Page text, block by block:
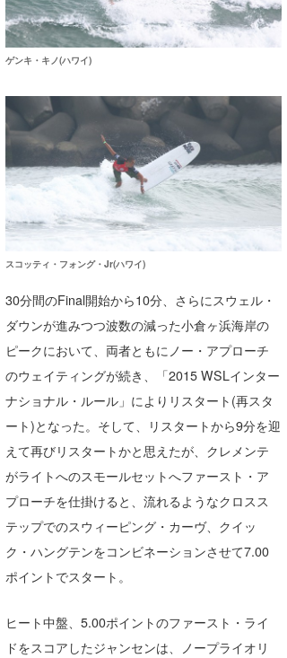
ゲンキ・キノ(ハワイ)
スコッティ・フォング・Jr(ハワイ)
30分間のFinal開始から10分、さらにスウェル・
ダウンが進みつつ波数の減った小倉ヶ浜海岸の
ピークにおいて、両者ともにノー・アプローチ
のウェイティングが続き、「2015 WSLインター
ナショナル・ルール」によりリスタート(再スタ
ート)となった。そして、リスタートから9分を迎
えて再びリスタートかと思えたが、クレメンテ
がライトへのスモールセットへファースト・ア
プローチを仕掛けると、流れるようなクロスス
テップでのスウィーピング・カーヴ、クイッ
ク・ハングテンをコンビネーションさせて7.00
ポイントでスタート。
ヒート中盤、5.00ポイントのファースト・ライ
ドをスコアしたジャンセンは、ノープライオリ
YUKI☆
たっちー
ハンマー
まっきー
三輪予報士
SancheZ
米山予報士
wanda
予報士 hiro.
banpaku
Mr.K
Romisea